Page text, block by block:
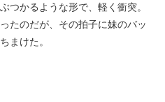
かるような形で、軽く衝突。
たのだが、その拍子に妹のバッ
まけた。